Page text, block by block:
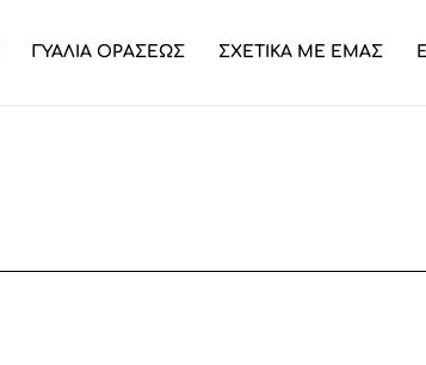
ΓΥΑΛΙΑ ΟΡΑΣΕΩΣ ΣΧΕΤΙΚΑ ΜΕ ΕΜΑΣ